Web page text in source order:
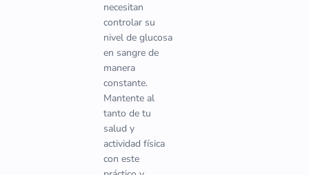
necesitan
controlar su
nivel de glucosa
en sangre de
manera
constante.
Mantente al
tanto de tu
salud y
actividad física
con este